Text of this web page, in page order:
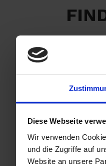
Diese Webseite
Wir verwenden
und die Zugriffe auf
Website an unsere